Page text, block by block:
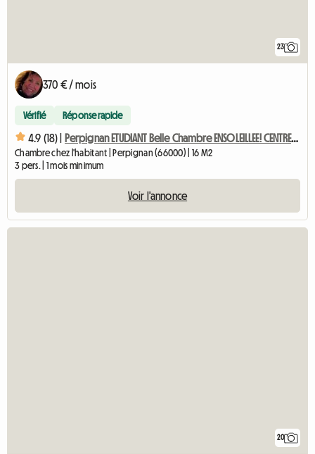
23
370 € / mois
Vérifié Réponse rapide
4.9 (18) | Perpignan ETUDIANT Belle Chambre ENSOLEILLEE! CENTRE VILLE
Chambre chez l'habitant | Perpignan (66000) | 16 M2
3 pers. | 1 mois minimum
Voir l'annonce
20